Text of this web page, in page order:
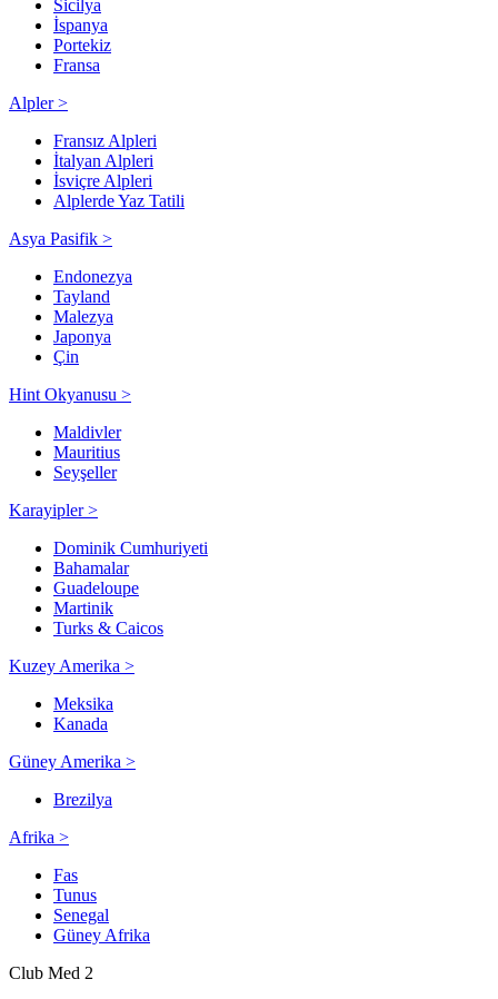
Sicilya
İspanya
Portekiz
Fransa
Alpler >
Fransız Alpleri
İtalyan Alpleri
İsviçre Alpleri
Alplerde Yaz Tatili
Asya Pasifik >
Endonezya
Tayland
Malezya
Japonya
Çin
Hint Okyanusu >
Maldivler
Mauritius
Seyşeller
Karayipler >
Dominik Cumhuriyeti
Bahamalar
Guadeloupe
Martinik
Turks & Caicos
Kuzey Amerika >
Meksika
Kanada
Güney Amerika >
Brezilya
Afrika >
Fas
Tunus
Senegal
Güney Afrika
Club Med 2